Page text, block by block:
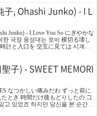
Baby love again せめてあなたを
당신을 미워하고 싶진 않아요 好き
하는 향 하고 왔네요 夏の黄昏に
잘 어울려요 あの日のままで話をし
기를 해주었으면​ 海の好きなあなた
잖아요​ 私..
子, Ohashi Junko) - I L
Junko) - I Love You So にぎやかな
극장 웅성대는 로비 横切る壊し
計と入口を 交互に見ては 시계와
YOU SO もう一度 チャンスを与
夜のコンサート あなたに会える
났어 勇気を出して来たのに 용기
バコも 灰になるだけ 피우다만 담
あなたを追うの 시선은 당신을 쫓
뒤돌아보고 깨달았어 聞いてよ I
子) - SWEET MEMORI
なつかしい痛みだわ ずっと前に
とき 時間だけ後もどりしたの 그
고 있었죠 하지만 당신을 본 순간